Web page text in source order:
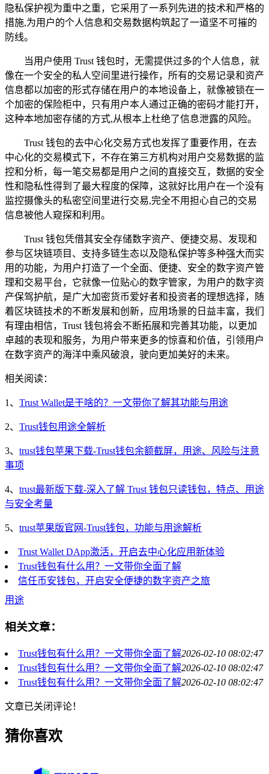
隐私保护视为重中之重，它采用了一系列先进的技术和严格的
措施,为用户的个人信息和交易数据构筑起了一道坚不可摧的
防线。
当用户使用 Trust 钱包时，无需提供过多的个人信息，就
像在一个安全的私人空间里进行操作，所有的交易记录和资产
信息都以加密的形式存储在用户的本地设备上，就像被锁在一
个加密的保险柜中，只有用户本人通过正确的密码才能打开，
这种本地加密存储的方式,从根本上杜绝了信息泄露的风险。
Trust 钱包的去中心化交易方式也发挥了重要作用，在去
中心化的交易模式下，不存在第三方机构对用户交易数据的监
控和分析，每一笔交易都是用户之间的直接交互，数据的安全
性和隐私性得到了最大程度的保障，这就好比用户在一个没有
监控摄像头的私密空间里进行交易,完全不用担心自己的交易
信息被他人窥探和利用。
Trust 钱包凭借其安全存储数字资产、便捷交易、发现和
参与区块链项目、支持多链生态以及隐私保护等多种强大而实
用的功能，为用户打造了一个全面、便捷、安全的数字资产管
理和交易平台，它就像一位贴心的数字管家，为用户的数字资
产保驾护航，是广大加密货币爱好者和投资者的理想选择，随
着区块链技术的不断发展和创新，应用场景的日益丰富，我们
有理由相信，Trust 钱包将会不断拓展和完善其功能，以更加
卓越的表现和服务，为用户带来更多的惊喜和价值，引领用户
在数字资产的海洋中乘风破浪，驶向更加美好的未来。
相关阅读：
1、 Trust Wallet是干啥的？一文带你了解其功能与用途
2、 Trust钱包用途全解析
3、 trust钱包苹果下载-Trust钱包余额截屏，用途、风险与注意
事项
4、 trust最新版下载-深入了解 Trust 钱包只读钱包，特点、用途
与安全考量
5、 trust苹果版官网-Trust钱包，功能与用途解析
Trust Wallet DApp激活，开启去中心化应用新体验
Trust钱包有什么用？一文带你全面了解
信任币安钱包，开启安全便捷的数字资产之旅
用途
相关文章：
Trust钱包有什么用？一文带你全面了解2026-02-10 08:02:47
Trust钱包有什么用？一文带你全面了解2026-02-10 08:02:47
Trust钱包有什么用？一文带你全面了解2026-02-10 08:02:47
文章已关闭评论！
猜你喜欢